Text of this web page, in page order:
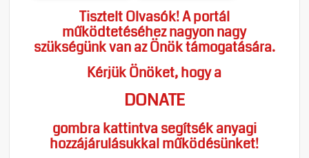
Tisztelt Olvasók! A portál
működtetéséhez nagyon nagy
szükségünk van az Önök támogatására.
Kérjük Önöket, hogy a
DONATE
gombra kattintva segítsék anyagi
hozzájárulásukkal működésünket!